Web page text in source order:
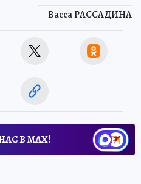
Васса РАССАДИНА
В МАХ!